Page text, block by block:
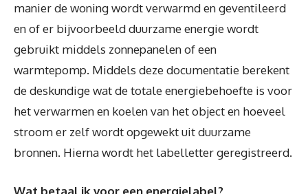
manier de woning wordt verwarmd en geventileerd
en of er bijvoorbeeld duurzame energie wordt
gebruikt middels zonnepanelen of een
warmtepomp. Middels deze documentatie berekent
de deskundige wat de totale energiebehoefte is voor
het verwarmen en koelen van het object en hoeveel
stroom er zelf wordt opgewekt uit duurzame
bronnen. Hierna wordt het labelletter geregistreerd.
Wat betaal ik voor een energielabel?